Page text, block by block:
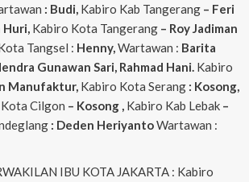
: Budi, Kabiro Kab Tangerang– Feri
Huri, Kabiro Kota Tangerang– Roy Jadiman
Tangsel : Henny,Wartawan : Barita
Gunawan Sari, Rahmad Hani. Kabiro
Manufaktur, Kabiro Kota Serang : Kosong,
Cilgon – Kosong , Kabiro Kab Lebak–
: Deden HeriyantoWartawan :
IBU KOTA JAKARTA : Kabiro